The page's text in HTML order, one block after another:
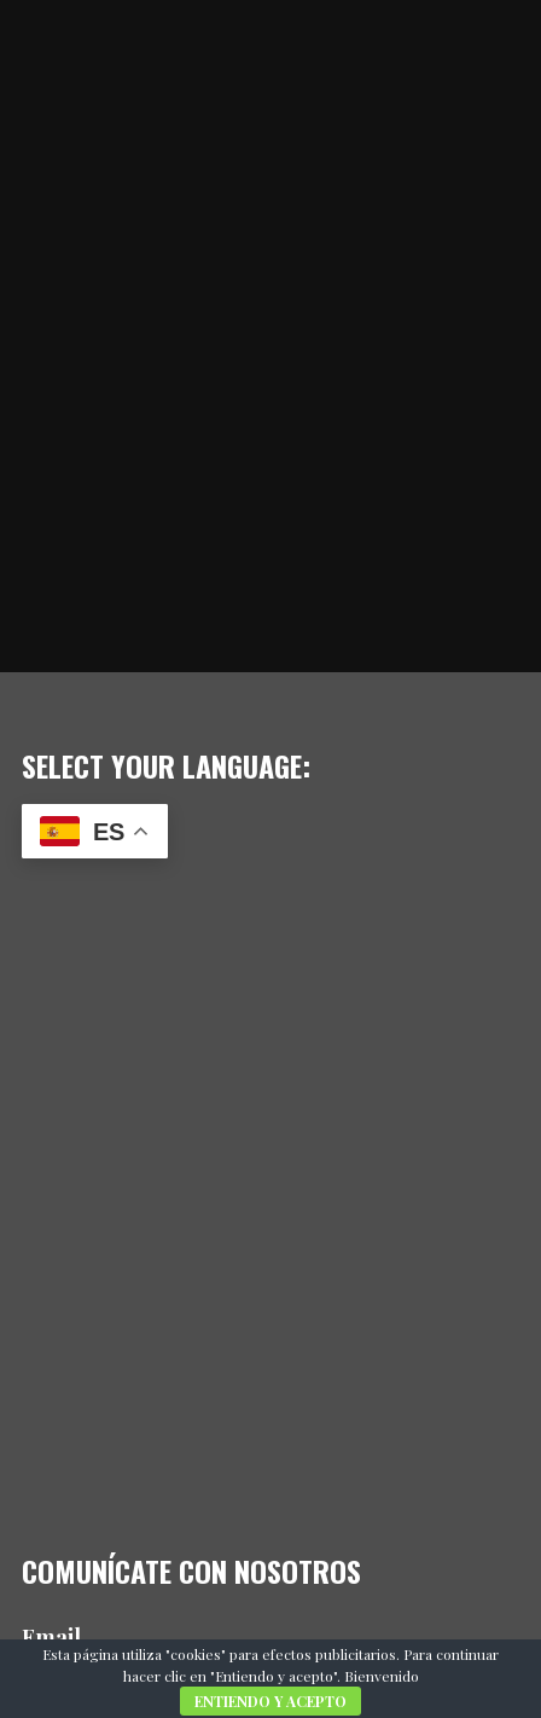
SELECT YOUR LANGUAGE:
ES
COMUNÍCATE CON NOSOTROS
Email
webmaster@yucatanancestral.com
Esta página utiliza "cookies" para efectos publicitarios. Para continuar
hacer clic en "Entiendo y acepto". Bienvenido
ENTIENDO Y ACEPTO